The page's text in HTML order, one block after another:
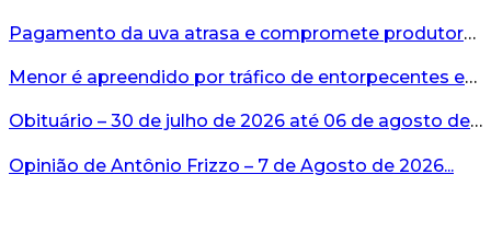
Pagamento da uva atrasa e compromete produtores...
Menor é apreendido por tráfico de entorpecentes em Veranópolis...
Obituário – 30 de julho de 2026 até 06 de agosto de 2026...
Opinião de Antônio Frizzo – 7 de Agosto de 2026...